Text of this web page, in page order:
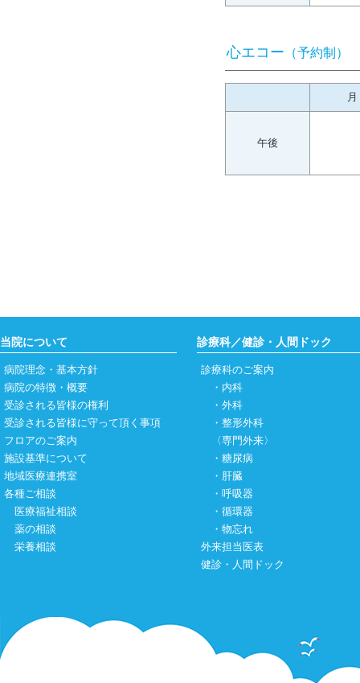
心エコー （予約制）
月
午後
当院について
病院理念・基本方針
病院の特徴・概要
受診される皆様の権利
受診される皆様に守って頂く事項
フロアのご案内
施設基準について
地域医療連携室
各種ご相談
医療福祉相談
薬の相談
栄養相談
診療科／健診・人間ドック
診療科のご案内
・ 内科
・ 外科
・ 整形外科
〈専門外来〉
・ 糖尿病
・ 肝臓
・ 呼吸器
・ 循環器
・ 物忘れ
外来担当医表
健診・人間ドック